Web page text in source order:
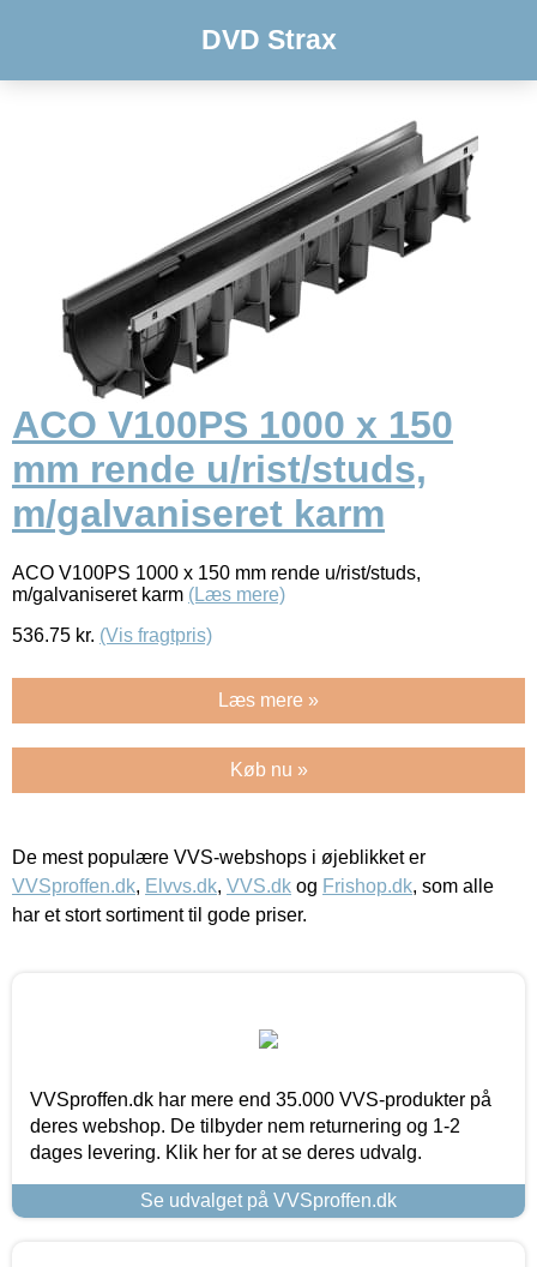
DVD Strax
ACO V100PS 1000 x 150
mm rende u/rist/studs,
m/galvaniseret karm
ACO V100PS 1000 x 150 mm rende u/rist/studs,
m/galvaniseret karm (Læs mere)
536.75 kr. (Vis fragtpris)
Læs mere »
Køb nu »
De mest populære VVS-webshops i øjeblikket er
VVSproffen.dk, Elvvs.dk, VVS.dk og Frishop.dk, som alle
har et stort sortiment til gode priser.
VVSproffen.dk har mere end 35.000 VVS-produkter på
deres webshop. De tilbyder nem returnering og 1-2
dages levering. Klik her for at se deres udvalg.
Se udvalget på VVSproffen.dk